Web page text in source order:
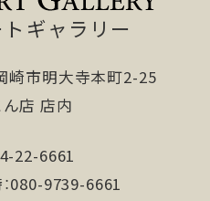
ギャラリー
崎市明大寺本町2-25
店 店内
22-6661
080-9739-6661